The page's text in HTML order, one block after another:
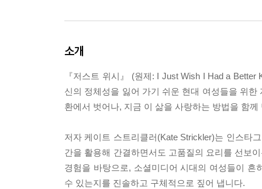
소개
『저스트 위시』 (원제: I Just Wish I Had a
신의 정체성을 잃어 가기 쉬운 현대 여성들을 위
환에서 벗어나, 지금 이 삶을 사랑하는 방법을 함께
저자 케이트 스트리클러(Kate Strickler)는 인스타
간을 활용해 간결하면서도 고품질의 요리를 선보
경험을 바탕으로, 소셜미디어 시대의 여성들이
수 있는지를 진솔하고 구체적으로 짚어 냅니다.